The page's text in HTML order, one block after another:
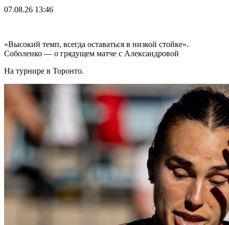
07.08.26 13:46
«Высокий темп, всегда оставаться в низкой стойке».
Соболенко — о грядущем матче с Александровой
На турнире в Торонто.